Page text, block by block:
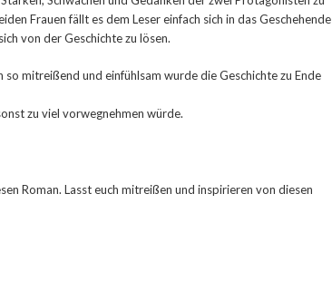
Frauen fällt es dem Leser einfach sich in das Geschehende
von der Geschichte zu lösen.
mitreißend und einfühlsam wurde die Geschichte zu Ende
zu viel vorwegnehmen würde.
Roman. Lasst euch mitreißen und inspirieren von diesen